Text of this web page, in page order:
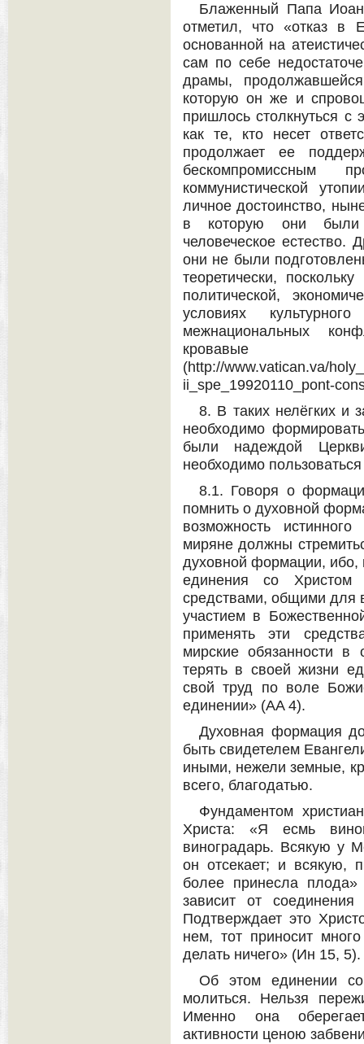
Блаженный Папа
отметил, что «отказ в
основанной на
сам по себе
драмы,
которую он же и
пришлось столкнуться с
как те, кто несет
продолжает ее
бескомпромиссным
коммунистической
личное достоинство,
в которую они были
человеческое естество.
они не были
теоретически,
политической,
условиях
межнациональных
(http://www.vatican.va/
ii_spe_19920110_pont-
8. В таких нелёгких и
необходимо
были надеждой
необходимо
8.1. Говоря о
помнить о духовной
возможность
миряне должны
духовной формации, ибо,
единения со Христом
средствами, общими для
участием в
применять эти
мирские обязанности
терять в своей жизни
свой труд по воле
единении» (АA 4).
Духовная формация
быть свидетелем
иными, нежели земные,
всего, благодатью.
Фундаментом
Христа: «Я есмь
виноградарь. Всякую у
он отсекает; и всякую,
более принесла
зависит от
Подтверждает это
нем, тот приносит
делать ничего» (Ин 15, 5).
Об этом единении со
молиться. Нельзя
Именно она
активности ценою